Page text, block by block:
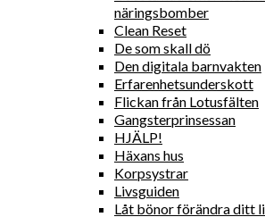
näringsbomber
Clean Reset
De som skall dö
Den digitala barnvakten
Erfarenhetsunderskott
Flickan från Lotusfälten
Gangsterprinsessan
HJÄLP!
Häxans hus
Korpsystrar
Livsguiden
Låt bönor förändra ditt